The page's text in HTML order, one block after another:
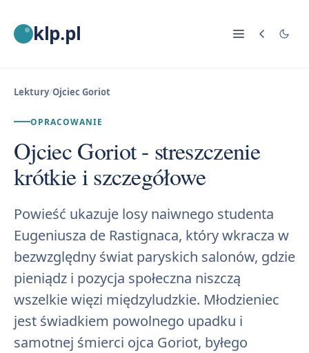
klp.pl
Lektury/Ojciec Goriot
OPRACOWANIE
Ojciec Goriot - streszczenie
krótkie i szczegółowe
Powieść ukazuje losy naiwnego studenta
Eugeniusza de Rastignaca, który wkracza w
bezwzględny świat paryskich salonów, gdzie
pieniądz i pozycja społeczna niszczą
wszelkie więzi międzyludzkie. Młodzieniec
jest świadkiem powolnego upadku i
samotnej śmierci ojca Goriot, byłego